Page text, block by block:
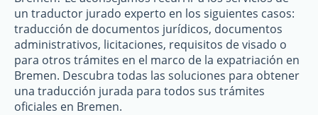
un traductor jurado experto en los siguientes casos:
traducción de documentos jurídicos, documentos
administrativos, licitaciones, requisitos de visado o
para otros trámites en el marco de la expatriación en
Bremen. Descubra todas las soluciones para obtener
una traducción jurada para todos sus trámites
oficiales en Bremen.